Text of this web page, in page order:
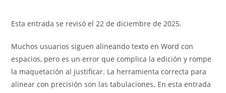
entrada:
entrada:
Esta entrada se revisó el 22 de diciembre de 2025.
Muchos usuarios siguen alineando texto en Word con
espacios, pero es un error que complica la edición y rompe
la maquetación al justificar. La herramienta correcta para
alinear con precisión son las tabulaciones. En esta entrada